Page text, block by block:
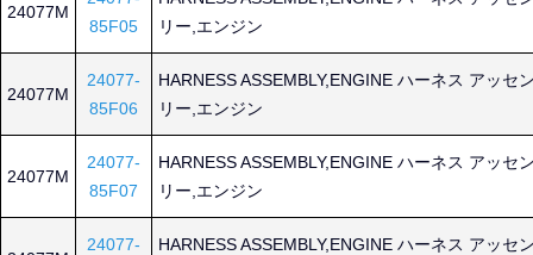
24077M
85F05
リー,エンジン
24077M
24077-
85F06
HARNESS ASSEMBLY,ENGINE ハーネス アッセ
リー,エンジン
24077M
24077-
85F07
HARNESS ASSEMBLY,ENGINE ハーネス アッセ
リー,エンジン
24077-
HARNESS ASSEMBLY,ENGINE ハーネス アッセ